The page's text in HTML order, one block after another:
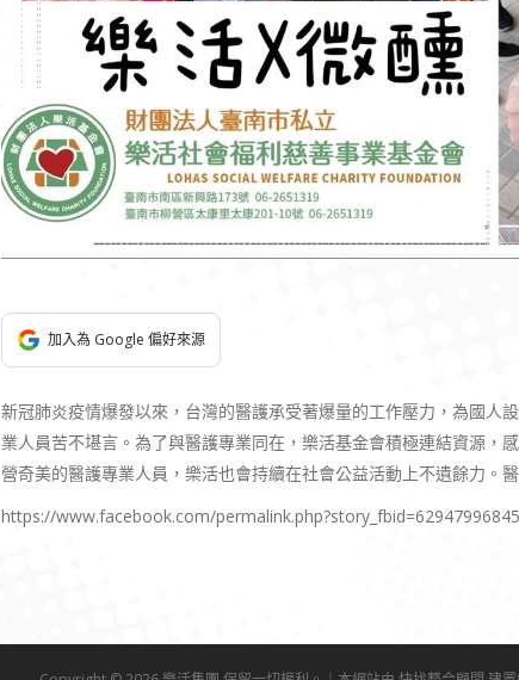
加入為 Google 偏好來源
新冠肺炎疫情爆發以來，台灣的醫護承受著爆量的工作壓力，為國人
業人員苦不堪言。為了與醫護專業同在，樂活基金會積極連結資源，
營奇美的醫護專業人員，樂活也會持續在社會公益活動上不遺餘力。
https://www.facebook.com/